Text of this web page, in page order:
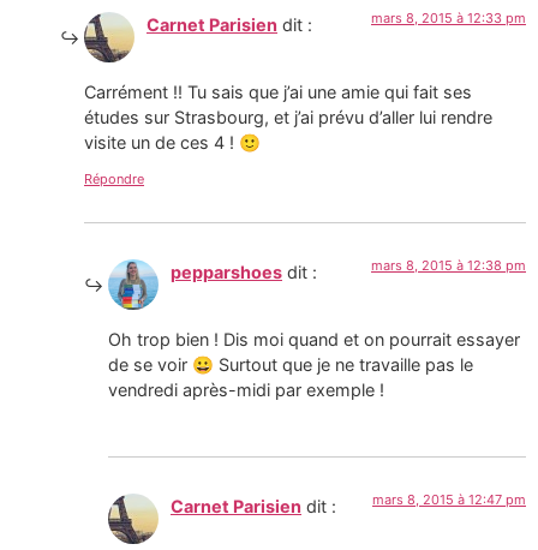
Carnet Parisien dit : mars 8, 2015 à 12:33 pm
Carrément !! Tu sais que j’ai une amie qui fait ses
études sur Strasbourg, et j’ai prévu d’aller lui rendre
visite un de ces 4 ! 🙂
Répondre
pepparshoes dit : mars 8, 2015 à 12:38 pm
Oh trop bien ! Dis moi quand et on pourrait essayer
de se voir 😀 Surtout que je ne travaille pas le
vendredi après-midi par exemple !
Carnet Parisien dit : mars 8, 2015 à 12:47 pm